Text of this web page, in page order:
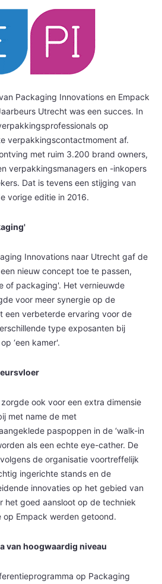
Packaging Innovations en Empack
Utrecht was een succes. In
op
verpakkingscontactmoment af.
met ruim 3.200 brand owners,
verpakkingsmanagers en -inkopers
Dat is tevens een stijging van
vorige editie in 2016.
Innovations naar Utrecht gaf de
nieuw concept toe te passen,
of packaging'. Het vernieuwde
voor meer synergie op de
een verbeterde ervaring voor de
type exposanten bij
‘een kamer'.
ook voor een extra dimensie
met name de met
paspoppen in de ‘walk-in
als een echte eye-cather. De
de organisatie voortreffelijk
ingerichte stands en de
innovaties op het gebied van
het goed aansloot op de techniek
Empack werden getoond.
van hoogwaardig niveau
op Packaging